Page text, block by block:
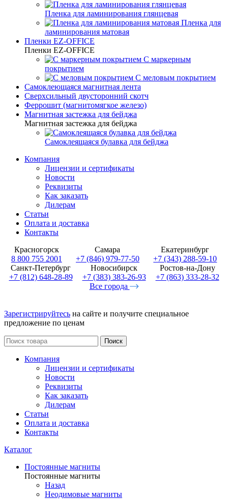
Пленка для ламинирования глянцевая
Пленка для
ламинирования матовая
Пленки EZ-OFFICE
Пленки EZ-OFFICE
С маркерным
покрытием
С меловым покрытием
Самоклеющаяся магнитная лента
Сверхсильный двусторонний скотч
Феррошит (магнитомягкое железо)
Магнитная застежка для бейджа
Магнитная застежка для бейджа
Самоклеящаяся булавка для бейджа
Компания
Лицензии и сертификаты
Новости
Реквизиты
Как заказать
Дилерам
Статьи
Оплата и доставка
Контакты
Красногорск
8 800 755 2001
Самара
+7 (846) 979-77-50
Екатеринбург
+7 (343) 288-59-10
Санкт-Петербург
+7 (812) 648-28-89
Новосибирск
+7 (383) 383-26-93
Ростов-на-Дону
+7 (863) 333-28-32
Все города
Зарегистрируйтесь на сайте и получите специальное
предложение по ценам
Поиск
Компания
Лицензии и сертификаты
Новости
Реквизиты
Как заказать
Дилерам
Статьи
Оплата и доставка
Контакты
Каталог
Постоянные магниты
Постоянные магниты
Назад
Неодимовые магниты